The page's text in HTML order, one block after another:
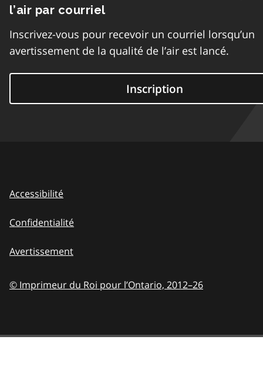
l’air par courriel
Inscrivez-vous pour recevoir un courriel lorsqu’un
avertissement de la qualité de l’air est lancé.
Inscription
Accessibilité
Confidentialité
Avertissement
© Imprimeur du Roi pour l’Ontario, 2012–26